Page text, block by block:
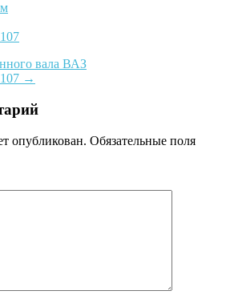
вала ВАЗ
→
опубликован. Обязательные поля